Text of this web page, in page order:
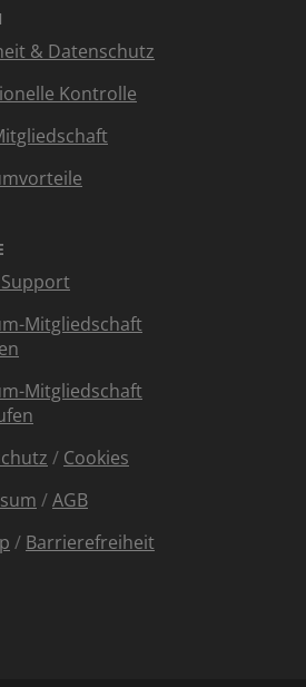
& Datenschutz
Kontrolle
Mitgliedschaft
Mitgliedschaft
/ Cookies
/AGB
/ Barrierefreiheit